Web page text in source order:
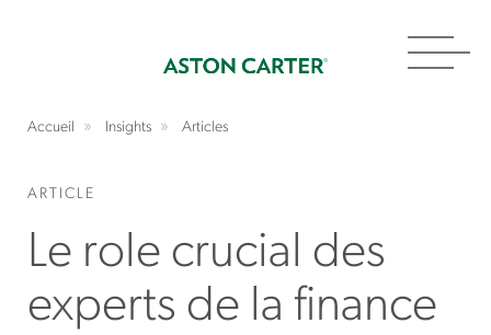
Accueil Insights Articles
ARTICLE
Le role crucial des
experts de la finance